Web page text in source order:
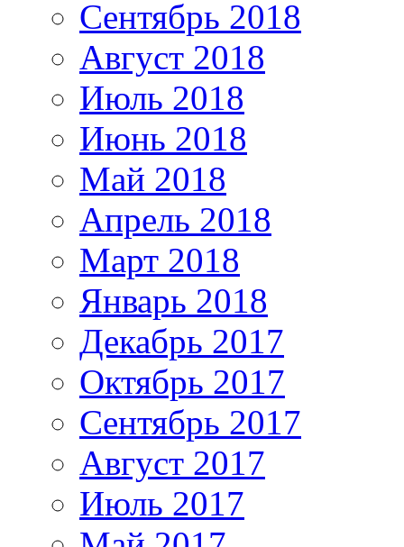
Сентябрь 2018
Август 2018
Июль 2018
Июнь 2018
Май 2018
Апрель 2018
Март 2018
Январь 2018
Декабрь 2017
Октябрь 2017
Сентябрь 2017
Август 2017
Июль 2017